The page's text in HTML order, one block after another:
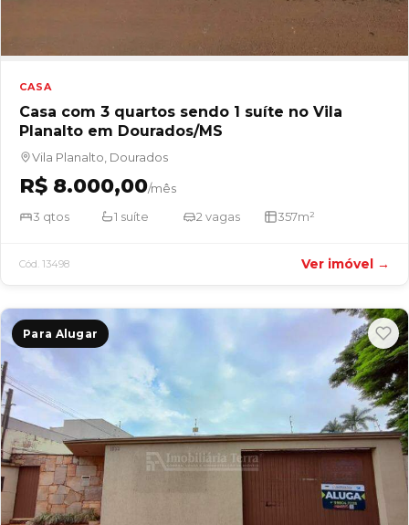
CASA
Casa com 3 quartos sendo 1 suíte no Vila
Planalto em Dourados/MS
Vila Planalto, Dourados
R$ 8.000,00/mês
3 qtos
1 suíte 2 vagas 357m²
Cód. 13498 Ver imóvel →
Para Alugar